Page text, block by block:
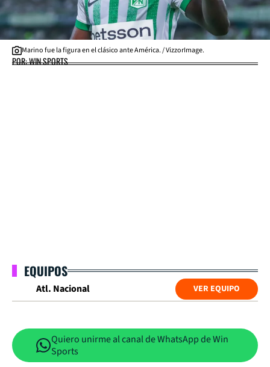
Marino fue la figura en el clásico ante América. / VizzorImage.
POR: WIN SPORTS
EQUIPOS
Atl. Nacional VER EQUIPO
Quiero unirme al canal de WhatsApp de Win
Sports